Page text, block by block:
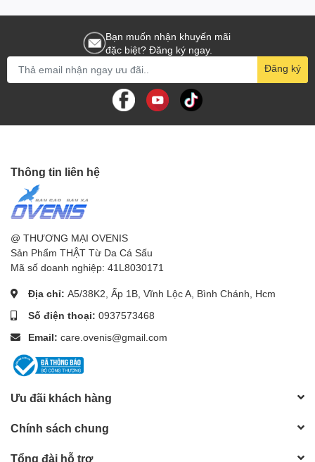
Bạn muốn nhận khuyến mãi
đặc biệt? Đăng ký ngay.
Đăng ký
Thông tin liên hệ
@ THƯƠNG MẠI OVENIS
Sản Phẩm THẬT Từ Da Cá Sấu
Mã số doanh nghiệp: 41L8030171
Địa chỉ: A5/38K2, Ấp 1B, Vĩnh Lộc A, Bình Chánh, Hcm
Số điện thoại: 0937573468
Email: care.ovenis@gmail.com
Ưu đãi khách hàng
Chính sách chung
Tổng đài hỗ trợ